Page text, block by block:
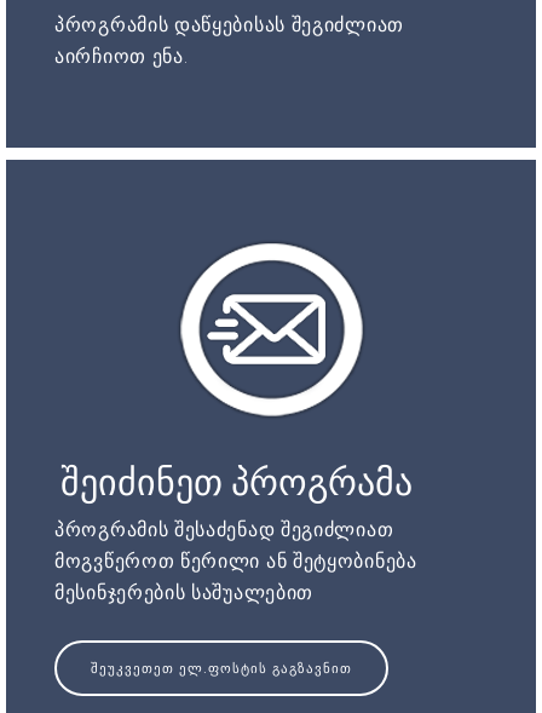
პროგრამის დაწყებისას შეგიძლიათ
აირჩიოთ ენა.
შეიძინეთ პროგრამა
პროგრამის შესაძენად შეგიძლიათ
მოგვწეროთ წერილი ან შეტყობინება
მესინჯერების საშუალებით
ᲨᲔᲣᲙᲕᲔᲗᲔᲗ ᲔᲚ.ᲤᲝᲡᲢᲘᲡ ᲒᲐᲒᲖᲐᲕᲜᲘᲗ